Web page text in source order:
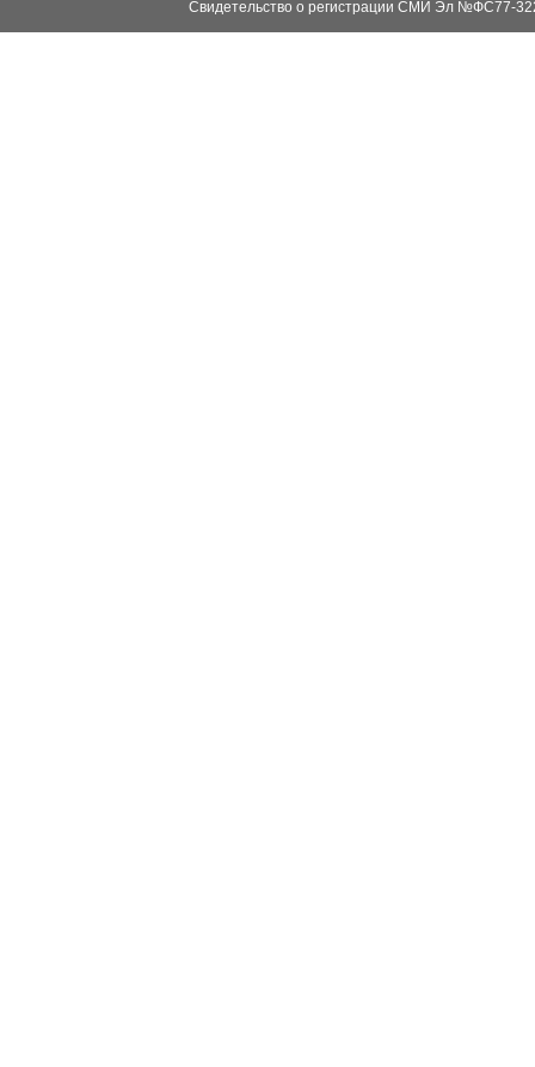
Свидетельство о регистрации СМИ Эл №ФС77-